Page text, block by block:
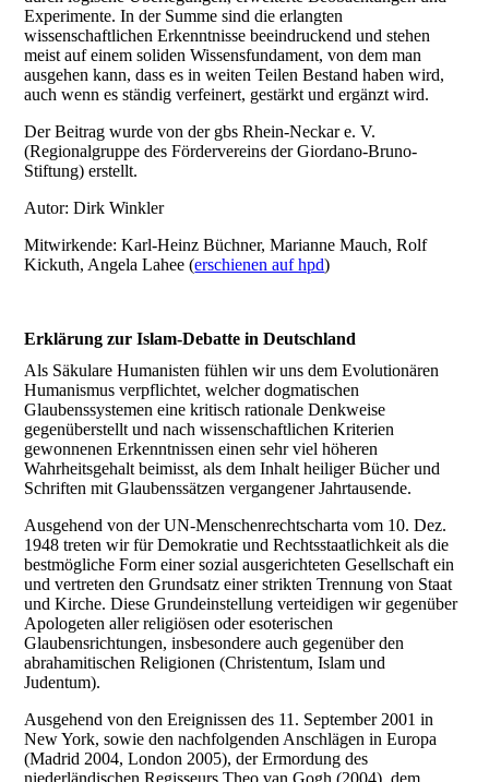
Experimente. In der Summe sind die erlangten
wissenschaftlichen Erkenntnisse beeindruckend und stehen
meist auf einem soliden Wissensfundament, von dem man
ausgehen kann, dass es in weiten Teilen Bestand haben wird,
auch wenn es ständig verfeinert, gestärkt und ergänzt wird.
Der Beitrag wurde von der gbs Rhein-Neckar e. V.
(Regionalgruppe des Fördervereins der Giordano-Bruno-
Stiftung) erstellt.
Autor: Dirk Winkler
Mitwirkende: Karl-Heinz Büchner, Marianne Mauch, Rolf
Kickuth, Angela Lahee (erschienen auf hpd)
Erklärung zur Islam-Debatte in Deutschland
Als Säkulare Humanisten fühlen wir uns dem Evolutionären
Humanismus verpflichtet, welcher dogmatischen
Glaubenssystemen eine kritisch rationale Denkweise
gegenüberstellt und nach wissenschaftlichen Kriterien
gewonnenen Erkenntnissen einen sehr viel höheren
Wahrheitsgehalt beimisst, als dem Inhalt heiliger Bücher und
Schriften mit Glaubenssätzen vergangener Jahrtausende.
Ausgehend von der UN-Menschenrechtscharta vom 10. Dez.
1948 treten wir für Demokratie und Rechtsstaatlichkeit als die
bestmögliche Form einer sozial ausgerichteten Gesellschaft ein
und vertreten den Grundsatz einer strikten Trennung von Staat
und Kirche. Diese Grundeinstellung verteidigen wir gegenüber
Apologeten aller religiösen oder esoterischen
Glaubensrichtungen, insbesondere auch gegenüber den
abrahamitischen Religionen (Christentum, Islam und
Judentum).
Ausgehend von den Ereignissen des 11. September 2001 in
New York, sowie den nachfolgenden Anschlägen in Europa
(Madrid 2004, London 2005), der Ermordung des
niederländischen Regisseurs Theo van Gogh (2004), dem